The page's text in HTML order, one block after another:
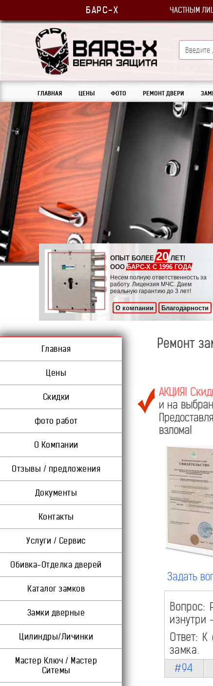
БАРС-Х ЧАСТНЫМ
ГЛАВНАЯ ЦЕНЫ ФОТО РЕМОНТ ДВЕРИ
ОПЫТ БОЛЕЕ20ЛЕТ!
ОООБАРС-Х С 1996 ГОДА
Несем полную ответственность за
работу. Лицензия МЧС. Даем
реальную гарантию до 3 лет!
О компании Благодарности
Главная
Цены
Скидки
фото работ
О Компании
Отзывы / предложения
Документы
Контакты
Услуги / Сервис
Обивка-Отделка дверей
Каталог замков
Замки дверные
Цилиндры/Личинки
Мастер Ключ / Мастер
Ситемы
Ремонт
АКЦИЯ!
и на
взлома!
Задать
Вопрос:
изнутри
Ответ: К
замка.
#94